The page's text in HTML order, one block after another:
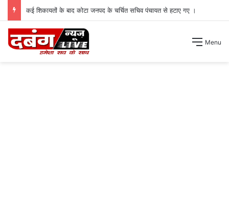
कई शिकायतों के बाद कोटा जनपद के चर्चित सचिव पंचायत से हटाए गए ।
Menu